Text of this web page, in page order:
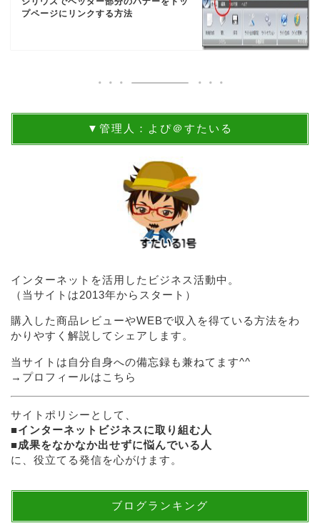
プページにリンクする方法
▼管理人：よぴ＠すたいる
インターネットを活用したビジネス活動中。
（当サイトは2013年からスタート）
購入した商品レビューやWEBで収入を得ている方法をわ
かりやすく解説してシェアします。
当サイトは自分自身への備忘録も兼ねてます^^
→ プロフィールはこちら
サイトポリシーとして、
■インターネットビジネスに取り組む人
■成果をなかなか出せずに悩んでいる人
に、役立てる発信を心がけます。
ブログランキング